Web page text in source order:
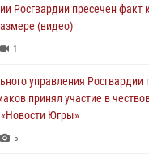
Яковлева
4
охраны
Росгвардии пресечен факт
(видео)
1
управления Росгвардии
принял участие в
Югры»
5